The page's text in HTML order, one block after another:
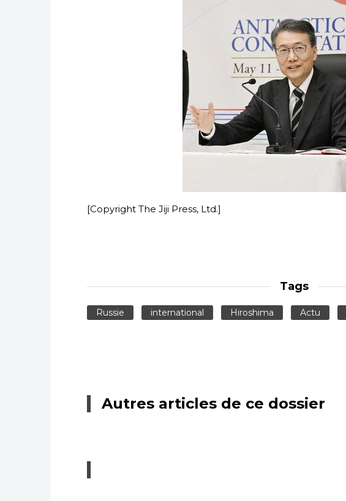
[Copyright The Jiji Press, Ltd.]
Tags
Russie international Hiroshima Actu
Autres articles de ce dossier